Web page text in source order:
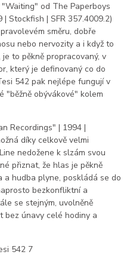
od The Paperboys
Stockfish | SFR 357.4009.2)
směru, dobře
nebo nervozity a i když to
to pěkně propracovaný, v
který je definovaný co do
542 pak nejlépe fungují v
"běžně obývákové" kolem
Recordings" | 1994 |
díky celkově velmi
nedožene k slzám svou
přiznat, že hlas je pěkně
a hudba plyne, poskládá se do
bezkonfliktní a
se stejným, uvolněně
bez únavy celé hodiny a